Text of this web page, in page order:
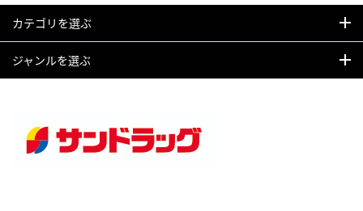
カテゴリを選ぶ
ジャンルを選ぶ